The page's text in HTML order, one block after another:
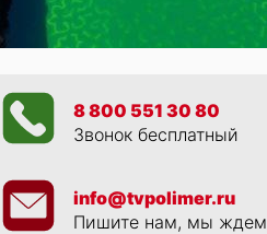
8 800 551 30 80
Звонок бесплатный
info@tvpolimer.ru
Пишите нам, мы ждем